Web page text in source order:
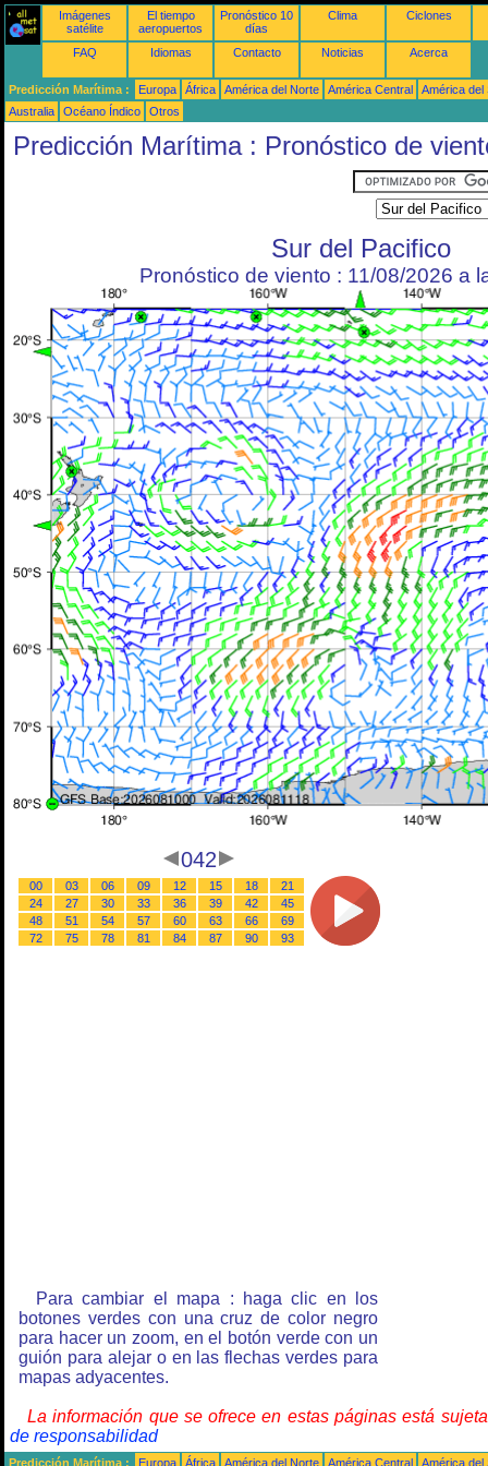
Imágenes
satélite
El tiempo
aeropuertos
Pronóstico 10
días
Clima Ciclones
FAQ Idiomas Contacto Noticias Acerca
Predicción Marítima : Europa África América del Norte América Central
América del
Australia
Océano Índico Otros
Predicción Marítima : Pronóstico de
Sur del Pacifico
Pronóstico de viento : 11/08/2026 a
042
00 03 06 09 12 15 18
21
24
27 30 33 36 39 42
45
48
51 54 57 60 63 66
69
72
75 78 81 84 87 90 93
Para cambiar el mapa : haga clic en los
botones verdes con una cruz de color negro
para hacer un zoom, en el botón verde con un
guión para alejar o en las flechas verdes para
mapas adyacentes.
La información que se ofrece en estas páginas está
de responsabilidad
Predicción Marítima : Europa África América del Norte América Central
América del